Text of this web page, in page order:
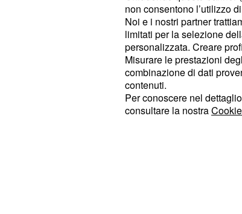
L'avviso del Centro
di grandinate, raffiche di
a coperture, strutture
Le
L'allerta, trasmessa ai
Regionale Unificata (Soru),
rischio idrogeologico. Tra i
allagamenti, esondazioni,
stradali, caduta massi e
non consentono l’utilizzo
Noi e i nostri partner
limitati per la selezione
personalizzata. Creare
Misurare le prestazioni
combinazione di dati
contenuti.
Per conoscere nel
consultare la nostra